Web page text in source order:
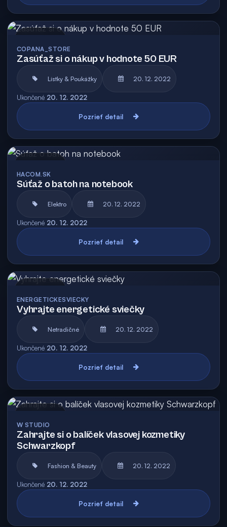
COPANA_STORE
Zasúťaž si o nákup v hodnote 50 EUR
Lístky & Poukážky 20. 12. 2022
Ukončené 20. 12. 2022
Pozrieť detail
HACOM.SK
Súťaž o batoh na notebook
Elektro 20. 12. 2022
Ukončené 20. 12. 2022
Pozrieť detail
ENERGETICKESVIECKY
Vyhrajte energetické sviečky
Netradičné 20. 12. 2022
Ukončené 20. 12. 2022
Pozrieť detail
W STUDIO
Zahrajte si o balíček vlasovej kozmetiky
Schwarzkopf
Fashion & Beauty 20. 12. 2022
Ukončené 20. 12. 2022
Pozrieť detail